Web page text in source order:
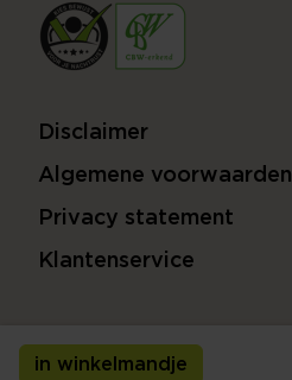
in winkelmandje
Disclaimer
Algemene voorwaarden
Privacy statement
Klantenservice